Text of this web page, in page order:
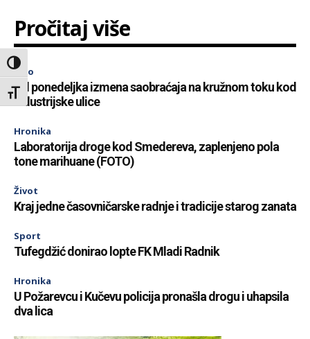
Toggle High Contrast
Toggle Font size
Pročitaj više
Info
Od ponedeljka izmena saobraćaja na kružnom toku kod
Industrijske ulice
Hronika
Laboratorija droge kod Smedereva, zaplenjeno pola
tone marihuane (FOTO)
Život
Kraj jedne časovničarske radnje i tradicije starog zanata
Sport
Tufegdžić donirao lopte FK Mladi Radnik
Hronika
U Požarevcu i Kučevu policija pronašla drogu i uhapsila
dva lica